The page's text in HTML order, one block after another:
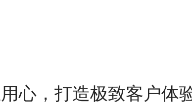
心，打造极致客户体